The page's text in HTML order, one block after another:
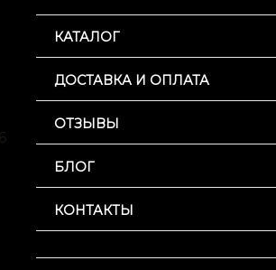
КАТАЛОГ
ДОСТАВКА И ОПЛАТА
ОТЗЫВЫ
БЛОГ
КОНТАКТЫ